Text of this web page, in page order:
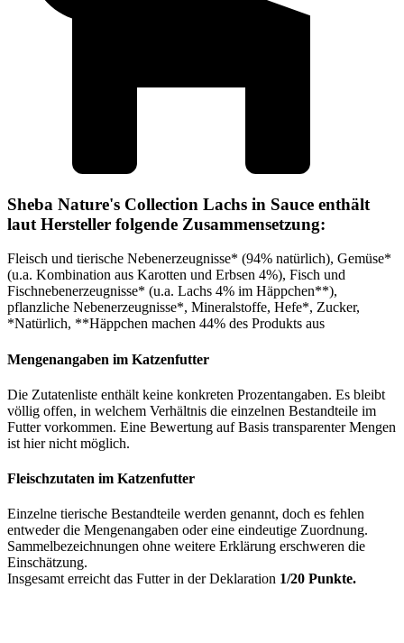
Sheba Nature's Collection Lachs in Sauce enthält
laut Hersteller folgende Zusammensetzung:
Fleisch und tierische Nebenerzeugnisse* (94% natürlich), Gemüse*
(u.a. Kombination aus Karotten und Erbsen 4%), Fisch und
Fischnebenerzeugnisse* (u.a. Lachs 4% im Häppchen**),
pflanzliche Nebenerzeugnisse*, Mineralstoffe, Hefe*, Zucker,
*Natürlich, **Häppchen machen 44% des Produkts aus
Mengenangaben im Katzenfutter
Die Zutatenliste enthält keine konkreten Prozentangaben. Es bleibt
völlig offen, in welchem Verhältnis die einzelnen Bestandteile im
Futter vorkommen. Eine Bewertung auf Basis transparenter Mengen
ist hier nicht möglich.
Fleischzutaten im Katzenfutter
Einzelne tierische Bestandteile werden genannt, doch es fehlen
entweder die Mengenangaben oder eine eindeutige Zuordnung.
Sammelbezeichnungen ohne weitere Erklärung erschweren die
Einschätzung.
Insgesamt erreicht das Futter in der Deklaration 1/20 Punkte.